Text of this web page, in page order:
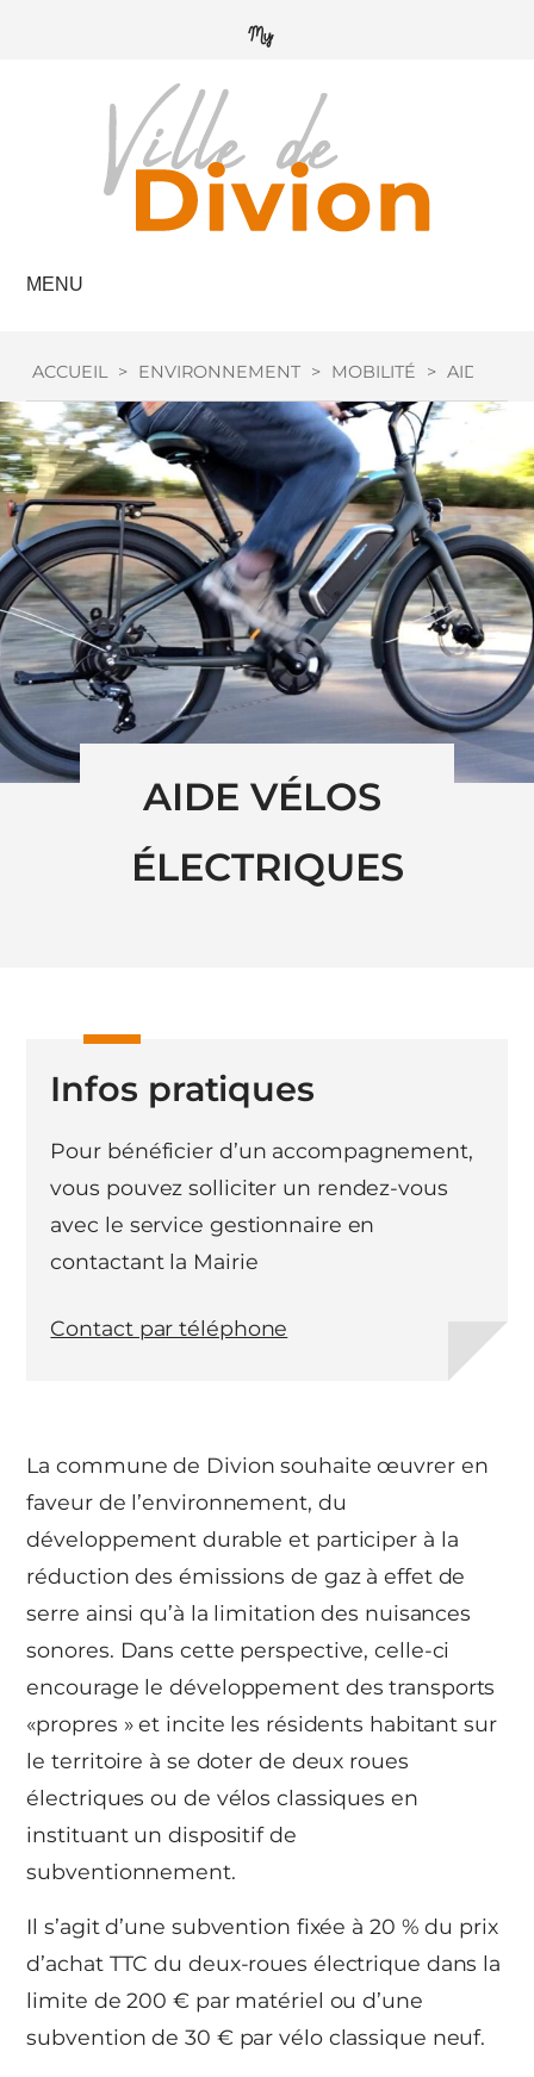
MENU
ACCUEIL > ENVIRONNEMENT > MOBILITÉ > AIDE
AIDE VÉLOS
ÉLECTRIQUES
La commune de Divion souhaite œuvrer en
faveur de l’environnement, du
développement durable et participer à la
réduction des émissions de gaz à effet de
serre ainsi qu’à la limitation des nuisances
sonores. Dans cette perspective, celle-ci
encourage le développement des transports
«propres » et incite les résidents habitant sur
le territoire à se doter de deux roues
électriques ou de vélos classiques en
instituant un dispositif de
subventionnement.
Il s’agit d’une subvention fixée à 20 % du prix
d’achat TTC du deux-roues électrique dans la
limite de 200 € par matériel ou d’une
subvention de 30 € par vélo classique neuf.
Infos pratiques
Pour bénéficier d’un accompagnement,
vous pouvez solliciter un rendez-vous
avec le service gestionnaire en
contactant la Mairie
Contact par téléphone